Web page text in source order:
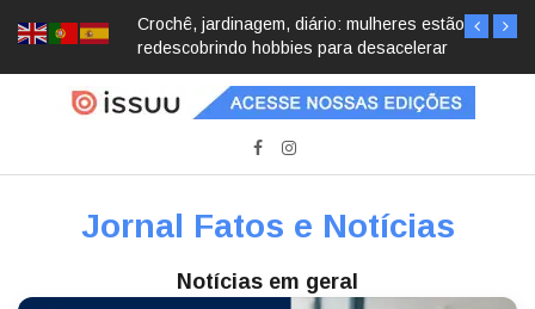
Crochê, jardinagem, diário: mulheres estão
redescobrindo hobbies para desacelerar
Jornal Fatos e Notícias
Notícias em geral